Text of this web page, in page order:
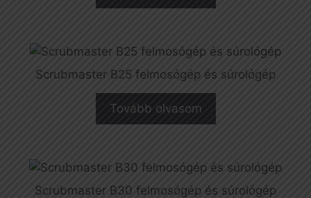
Scrubmaster B25 felmosógép és súrológép
Tovább olvasom
Scrubmaster B30 felmosógép és súrológép